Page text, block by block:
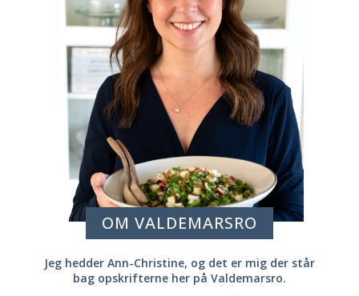
OM VALDEMARSRO
Jeg hedder Ann-Christine, og det er mig der står
bag opskrifterne her på Valdemarsro.